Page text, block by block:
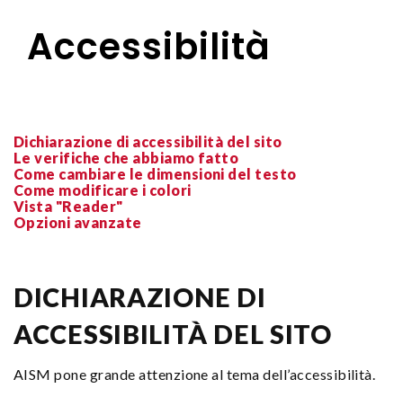
Accessibilità
Dichiarazione di accessibilità del sito
Le verifiche che abbiamo fatto
Come cambiare le dimensioni del testo
Come modificare i colori
Vista "Reader"
Opzioni avanzate
DICHIARAZIONE DI
ACCESSIBILITÀ DEL SITO
AISM pone grande attenzione al tema dell’accessibilità.